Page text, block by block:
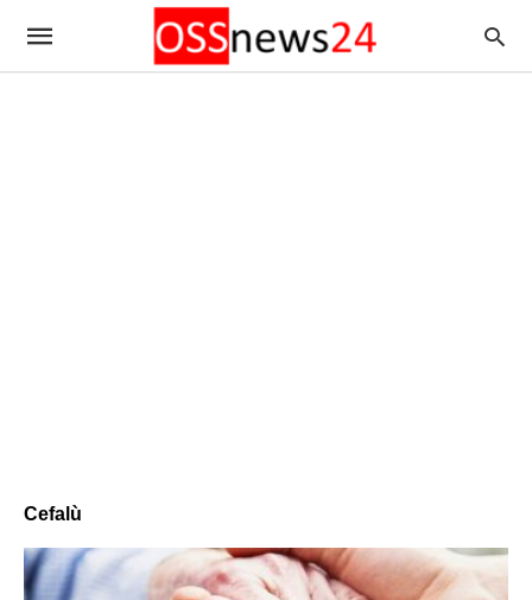
Cefalù